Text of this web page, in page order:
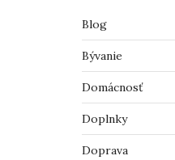
Blog
Bývanie
Domácnosť
Doplnky
Doprava